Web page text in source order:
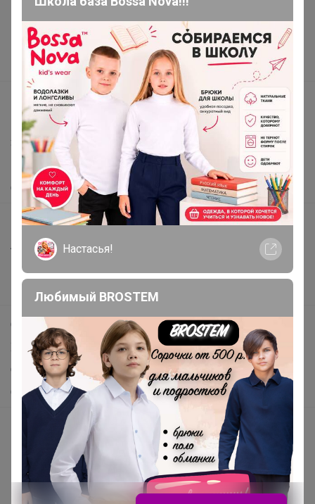
Реклама на сайте
Поставщикам
Вакансии
support@24-ok.ru
Написать в поддержку
Защита покупателя
Помощь
О нас
Все предложения
Анонсы
Новости
Поддержка альпак
Самое выгодное
Хиты продаж
Самое желанное
Самое быстрое
Начать зарабатывать с 24-ok
Picabox.ru - Лучшее место для ваших изображений
Розыгрыш - Генератор случайных чисел
Пульс нашего маркетплейса
Настасья!
Любимый BROSTEM